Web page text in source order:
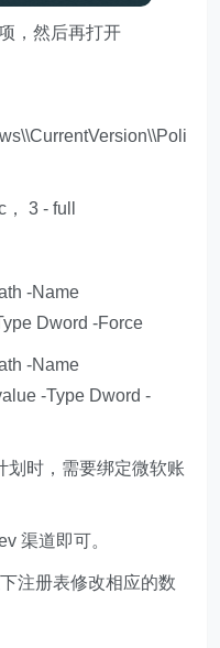
，然后再打开
3 - full
-Name
Dword -Force
-Name
-Type Dword -
时，需要绑定微软账
渠道即可。
注册表修改相应的数